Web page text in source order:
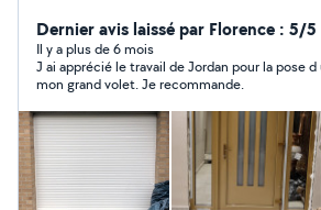
roulant , baie vitre , véranda , pergolas , 8 ans
Dernier avis laissé par Florence : 5/5
Il y a plus de 6 mois
J ai apprécié le travail de Jordan pour la pose
mon grand volet. Je recommande.